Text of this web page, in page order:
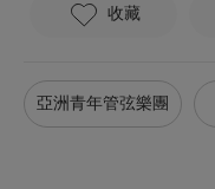
收藏
亞洲青年管弦樂團